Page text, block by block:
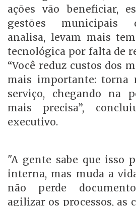
ações vão beneficiar,
gestões municipais
analisa, levam mais
tecnológica por falta de
“Você reduz custos dos
mais importante: torna
serviço, chegando na
mais precisa”,
executivo.
"A gente sabe que isso
interna, mas muda a
não perde
agilizar os processos, as